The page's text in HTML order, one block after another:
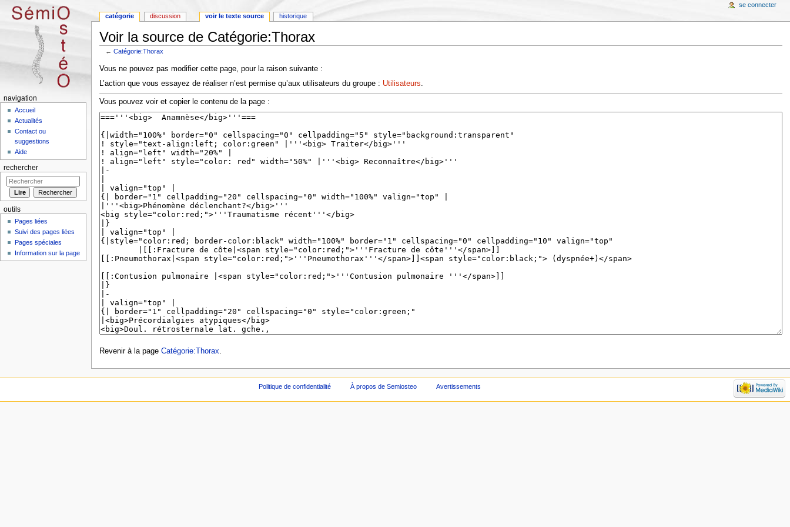
Voir la source de Catégorie:Thorax
←Catégorie:Thorax
Vous ne pouvez pas modifier cette page, pour la raison suivante :
L’action que vous essayez de réaliser n’est permise qu’aux utilisateurs du groupe : Utilisateurs.
Vous pouvez voir et copier le contenu de la page :
Revenir à la page Catégorie:Thorax.
catégorie discussion voir le texte source historique
se connecter
navigation
Accueil
Actualités
Contact ou
suggestions
Aide
rechercher
outils
Pages liées
Suivi des pages liées
Pages spéciales
Information sur la page
Politique de confidentialité À propos de Semiosteo Avertissements